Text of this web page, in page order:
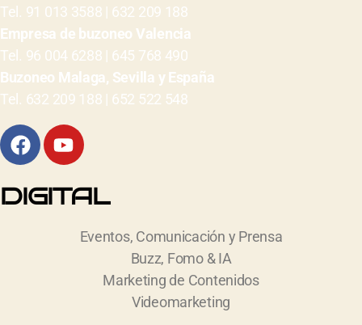
Tel. 91 013 3588 | 632 209 188
Empresa de buzoneo Valencia
Tel. 96 004 6288 | 645 768 490
Buzoneo Malaga, Sevilla y España
Tel. 632 209 188 | 652 522 548
DIGITAL
Eventos, Comunicación y Prensa
Buzz, Fomo & IA
Marketing de Contenidos
Videomarketing